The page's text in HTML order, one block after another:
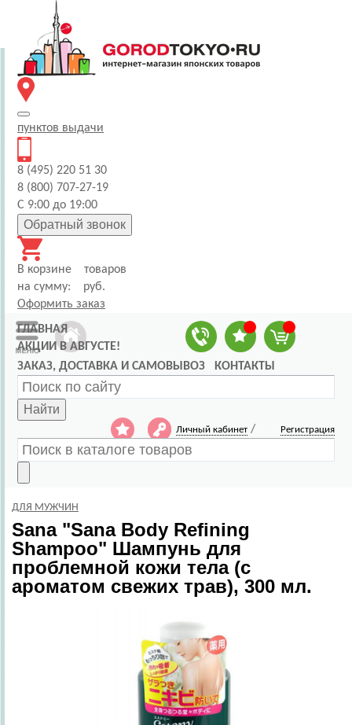
пунктов выдачи
8 (495) 220 51 30
8 (800) 707-27-19
С 9:00 до 19:00
Обратный звонок
В корзине
товаров
на сумму:
руб.
Оформить заказ
ГЛАВНАЯ
АКЦИИ В АВГУСТЕ!
ЗАКАЗ, ДОСТАВКА И САМОВЫВОЗ
КОНТАКТЫ
Найти
Личный кабинет / Регистрация
ДЛЯ МУЖЧИН
Sana"Sana Body Refining
Shampoo" Шампунь для
проблемной кожи тела (с
ароматом свежих трав), 300 мл.